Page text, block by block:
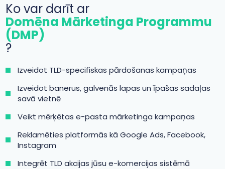
Ko var darīt ar
Domēna Mārketinga Programmu
(DMP)
?
Izveidot TLD-specifiskas pārdošanas kampaņas
Izveidot banerus, galvenās lapas un īpašas sadaļas
savā vietnē
Veikt mērķētas e-pasta mārketinga kampaņas
Reklamēties platformās kā Google Ads, Facebook,
Instagram
Integrēt TLD akcijas jūsu e-komercijas sistēmā